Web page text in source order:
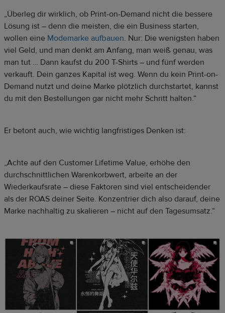
„Überleg dir wirklich, ob Print-on-Demand nicht die bessere
Lösung ist – denn die meisten, die ein Business starten,
wollen eine Modemarke aufbauen. Nur: Die wenigsten haben
viel Geld, und man denkt am Anfang, man weiß genau, was
man tut … Dann kaufst du 200 T-Shirts – und fünf werden
verkauft. Dein ganzes Kapital ist weg. Wenn du kein Print-on-
Demand nutzt und deine Marke plötzlich durchstartet, kannst
du mit den Bestellungen gar nicht mehr Schritt halten.“
Er betont auch, wie wichtig langfristiges Denken ist:
„Achte auf den Customer Lifetime Value, erhöhe den
durchschnittlichen Warenkorbwert, arbeite an der
Wiederkaufsrate – diese Faktoren sind viel entscheidender
als der ROAS deiner Seite. Konzentrier dich also darauf, deine
Marke nachhaltig zu skalieren – nicht auf den Tagesumsatz.“